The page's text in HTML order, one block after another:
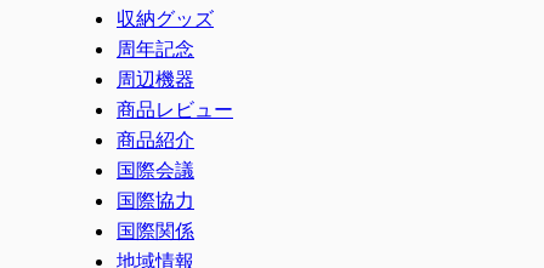
収納グッズ
周年記念
周辺機器
商品レビュー
商品紹介
国際会議
国際協力
国際関係
地域情報